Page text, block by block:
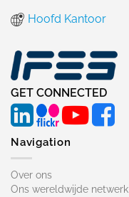
Hoofd Kantoor
GET CONNECTED
Navigation
Over ons
Ons wereldwijde netwerk